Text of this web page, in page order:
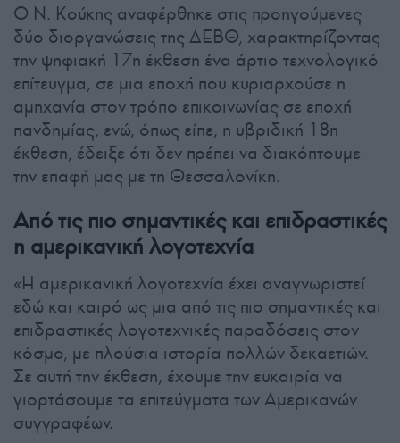
Ο Ν. Κούκης αναφέρθηκε στις προηγούμενες
δύο διοργανώσεις της ΔΕΒΘ, χαρακτηρίζοντας
την ψηφιακή 17η έκθεση ένα άρτιο τεχνολογικό
επίτευγμα, σε μια εποχή που κυριαρχούσε η
αμηχανία στον τρόπο επικοινωνίας σε εποχή
πανδημίας, ενώ, όπως είπε, η υβριδική 18η
έκθεση, έδειξε ότι δεν πρέπει να διακόπτουμε
την επαφή μας με τη Θεσσαλονίκη.
Από τις πιο σημαντικές και επιδραστικές
η αμερικανική λογοτεχνία
«Η αμερικανική λογοτεχνία έχει αναγνωριστεί
εδώ και καιρό ως μια από τις πιο σημαντικές και
επιδραστικές λογοτεχνικές παραδόσεις στον
κόσμο, με πλούσια ιστορία πολλών δεκαετιών.
Σε αυτή την έκθεση, έχουμε την ευκαιρία να
γιορτάσουμε τα επιτεύγματα των Αμερικανών
συγγραφέων.